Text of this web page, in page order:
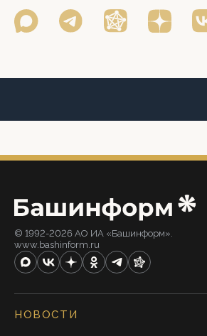
© 1992-2026 АО ИА «Башинформ».
www.bashinform.ru
НОВОСТИ